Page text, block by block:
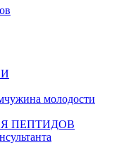
молодости
ПЕПТИДОВ